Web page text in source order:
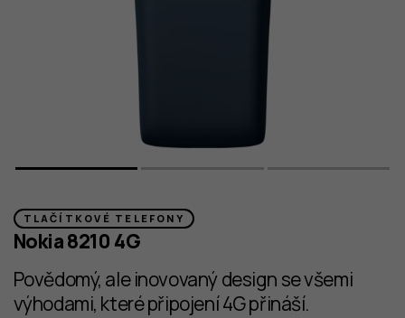
TLAČÍTKOVÉ TELEFONY
Nokia 8210 4G
Povědomý, ale inovovaný design se všemi
výhodami, které připojení 4G přináší.